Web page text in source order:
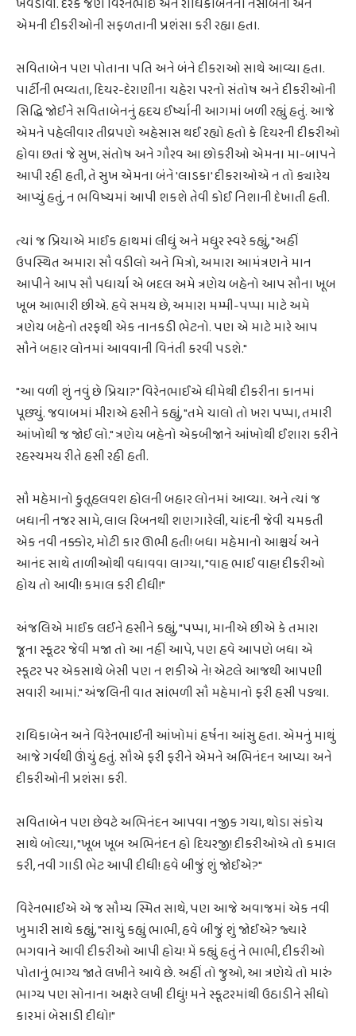
ખવડાવી. દરેક જણ વિરેનભાઈ અને રાધિકાબેનના નસીબની અને
એમની દીકરીઓની સફળતાની પ્રશંસા કરી રહ્યા હતા.
સવિતાબેન પણ પોતાના પતિ અને બંને દીકરાઓ સાથે આવ્યા હતા.
પાર્ટીની ભવ્યતા, દિયર-દેરાણીના ચહેરા પરનો સંતોષ અને દીકરીઓની
સિદ્ધિ જોઈને સવિતાબેનનું હૃદય ઈર્ષ્યાની આગમાં બળી રહ્યું હતું. આજે
એમને પહેલીવાર તીવ્રપણે અહેસાસ થઈ રહ્યો હતો કે દિયરની દીકરીઓ
હોવા છતાં જે સુખ, સંતોષ અને ગૌરવ આ છોકરીઓ એમના મા-બાપને
આપી રહી હતી, તે સુખ એમના બંને 'લાડકા' દીકરાઓએ ન તો ક્યારેય
આપ્યું હતું, ન ભવિષ્યમાં આપી શકશે તેવી કોઈ નિશાની દેખાતી હતી.
ત્યાં જ પ્રિયાએ માઈક હાથમાં લીધું અને મધુર સ્વરે કહ્યું, "અહીં
ઉપસ્થિત અમારા સૌ વડીલો અને મિત્રો, અમારા આમંત્રણને માન
આપીને આપ સૌ પધાર્યા એ બદલ અમે ત્રણેય બહેનો આપ સૌના ખૂબ
ખૂબ આભારી છીએ. હવે સમય છે, અમારા મમ્મી-પપ્પા માટે અમે
ત્રણેય બહેનો તરફથી એક નાનકડી ભેટનો. પણ એ માટે મારે આપ
સૌને બહાર લોનમાં આવવાની વિનંતી કરવી પડશે."
"આ વળી શું નવું છે પ્રિયા?" વિરેનભાઈએ ધીમેથી દીકરીના કાનમાં
પૂછ્યું. જવાબમાં મીરાએ હસીને કહ્યું, "તમે ચાલો તો ખરા પપ્પા, તમારી
આંખોથી જ જોઈ લો." ત્રણેય બહેનો એકબીજાને આંખોથી ઈશારા કરીને
રહસ્યમય રીતે હસી રહી હતી.
સૌ મહેમાનો કુતૂહલવશ હોલની બહાર લોનમાં આવ્યા. અને ત્યાં જ
બધાની નજર સામે, લાલ રિબનથી શણગારેલી, ચાંદની જેવી ચમકતી
એક નવી નક્કોર, મોટી કાર ઊભી હતી! બધા મહેમાનો આશ્ચર્ય અને
આનંદ સાથે તાળીઓથી વધાવવા લાગ્યા, "વાહ ભાઈ વાહ! દીકરીઓ
હોય તો આવી! કમાલ કરી દીધી!"
અંજલિએ માઈક લઈને હસીને કહ્યું, "પપ્પા, માનીએ છીએ કે તમારા
જૂના સ્કૂટર જેવી મજા તો આ નહીં આપે, પણ હવે આપણે બધા એ
સ્કૂટર પર એકસાથે બેસી પણ ન શકીએ ને! એટલે આજથી આપણી
સવારી આમાં." અંજલિની વાત સાંભળી સૌ મહેમાનો ફરી હસી પડ્યા.
રાધિકાબેન અને વિરેનભાઈની આંખોમાં હર્ષના આંસુ હતા. એમનું માથું
આજે ગર્વથી ઊંચું હતું. સૌએ ફરી ફરીને એમને અભિનંદન આપ્યા અને
દીકરીઓની પ્રશંસા કરી.
સવિતાબેન પણ છેવટે અભિનંદન આપવા નજીક ગયા, થોડા સંકોચ
સાથે બોલ્યા, "ખૂબ ખૂબ અભિનંદન હો દિયરજી! દીકરીઓએ તો કમાલ
કરી, નવી ગાડી ભેટ આપી દીધી! હવે બીજું શું જોઈએ?"
વિરેનભાઈએ એ જ સૌમ્ય સ્મિત સાથે, પણ આજે અવાજમાં એક નવી
ખુમારી સાથે કહ્યું, "સાચું કહ્યું ભાભી, હવે બીજું શું જોઈએ? જ્યારે
ભગવાને આવી દીકરીઓ આપી હોય! મેં કહ્યું હતું ને ભાભી, દીકરીઓ
પોતાનું ભાગ્ય જાતે લખીને આવે છે. અહીં તો જુઓ, આ ત્રણેયે તો મારું
ભાગ્ય પણ સોનાના અક્ષરે લખી દીધું! મને સ્કૂટરમાંથી ઉઠાડીને સીધો
કારમાં બેસાડી દીધો!"